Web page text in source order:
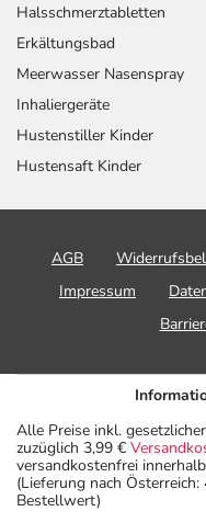
Halsschmerztabletten
Erkältungsbad
Meerwasser Nasenspray
Inhaliergeräte
Hustenstiller Kinder
Hustensaft Kinder
AGB
Impressum
Alle Preise inkl.
zuzüglich 3,99 €
versandkostenfrei
(Lieferung nach
Bestellwert)